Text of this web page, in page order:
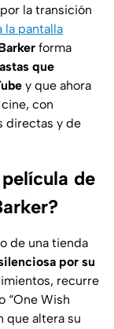
la transición
la pantalla
forma
que
y que ahora
con
directas y de
de
de una tienda
por su
recurre
“One Wish
que altera su